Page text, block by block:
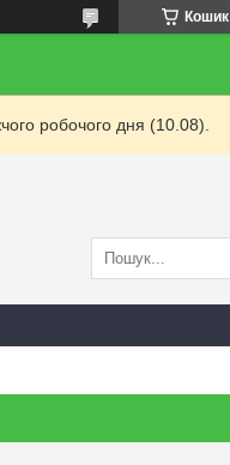
Кошик
робочого дня (10.08).